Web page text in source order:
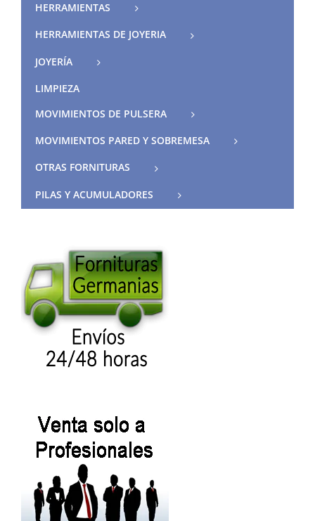
HERRAMIENTAS
HERRAMIENTAS DE JOYERIA
JOYERÍA
LIMPIEZA
MOVIMIENTOS DE PULSERA
MOVIMIENTOS PARED Y SOBREMESA
OTRAS FORNITURAS
PILAS Y ACUMULADORES